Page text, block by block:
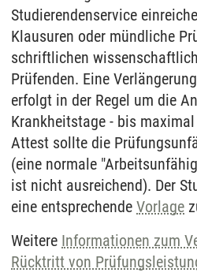
Studierendenservice
Klausuren oder mündliche
schriftlichen
Prüfenden. Eine
erfolgt in der Regel um die
Krankheitstage - bis
Attest sollte die
(eine normale
ist nicht ausreichend). Der
eine entsprechende Vorlage
Weitere Informationen zum
Rücktritt von